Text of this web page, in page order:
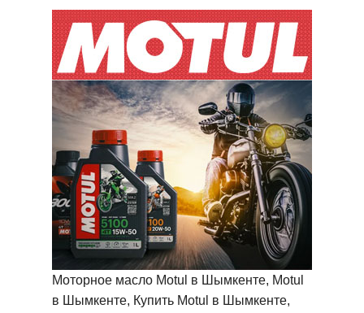
Моторное масло Motul в Шымкенте, Motul
в Шымкенте, Купить Motul в Шымкенте,